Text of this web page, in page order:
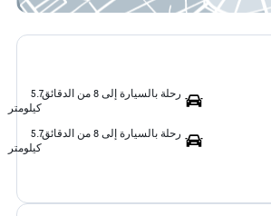
رحلة بالسيارة إلى 8 من الدقائق
5.7
كيلومتر
رحلة بالسيارة إلى 8 من الدقائق
5.7
كيلومتر